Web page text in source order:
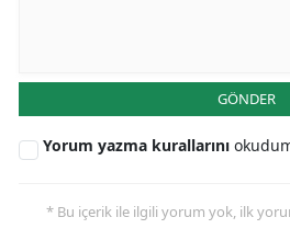
GÖNDER
Yorum yazma kurallarını
* Bu içerik ile ilgili yorum yok, ilk